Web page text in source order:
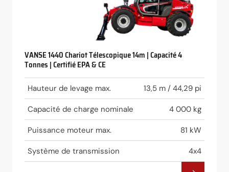
VANSE 1440 Chariot Télescopique 14m | Capacité 4
Tonnes | Certifié EPA & CE
Hauteur de levage max. 13,5 m / 44,29 pi
Capacité de charge nominale 4 000 kg
Puissance moteur max. 81 kW
Système de transmission 4x4